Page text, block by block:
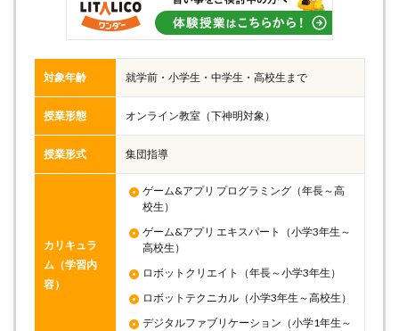
対象年齢 就学前・小学生・中学生・高校生まで
授業形態 オンライン教室（下神明対象）
授業形式 集団指導
カリキュラ
ム（学習内
容）
ゲーム&アプリ プログラミング（年長～高
校生）
ゲーム&アプリ エキスパート（小学3年生～
高校生）
ロボットクリエイト（年長～小学3年生）
ロボットテクニカル（小学3年生～高校生）
デジタルファブリケーション（小学1年生～